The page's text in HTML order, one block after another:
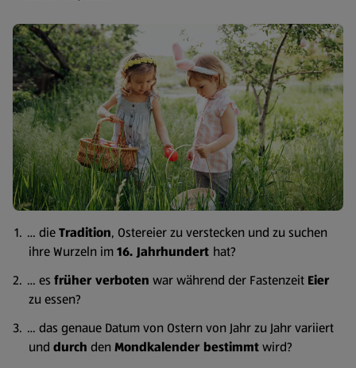
… dieTradition, Ostereier zu verstecken und zu suchen
ihre Wurzeln im16. Jahrhundert hat?
… es früher verboten war während der Fastenzeit Eier
zu essen?
… das genaue Datum von Ostern von Jahr zu Jahr variiert
und durch den Mondkalender bestimmtwird?